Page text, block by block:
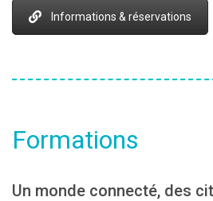
Informations & réservations
Formations
Un monde connecté, des